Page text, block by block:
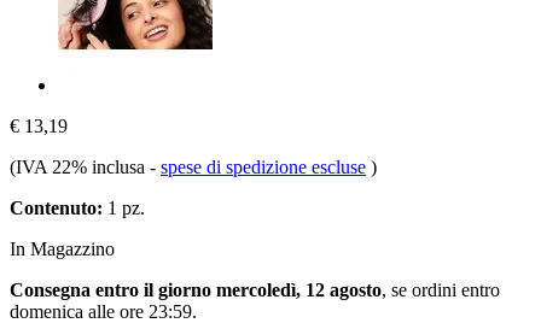
€ 13,19
(IVA 22% inclusa - spese di spedizione escluse )
Contenuto: 1 pz.
In Magazzino
Consegna entro il giorno mercoledì, 12 agosto, se ordini entro
domenica alle ore 23:59.